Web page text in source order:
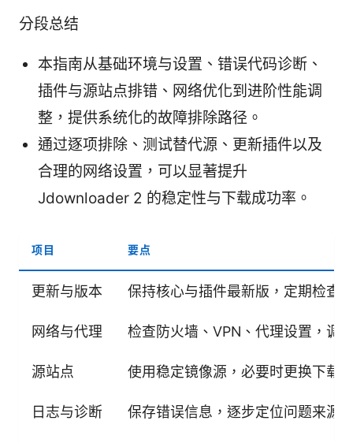
分段总结
本指南从基础环境与设置、错误代码诊断、
插件与源站点排错、网络优化到进阶性能调
整，提供系统化的故障排除路径。
通过逐项排除、测试替代源、更新插件以及
合理的网络设置，可以显著提升
Jdownloader 2 的稳定性与下载成功率。
项目 要点
更新与版本 保持核心与插件最新版，定期检查
网络与代理 检查防火墙、VPN、代理设置，调
源站点 使用稳定镜像源，必要时更换下载
日志与诊断 保存错误信息，逐步定位问题来源